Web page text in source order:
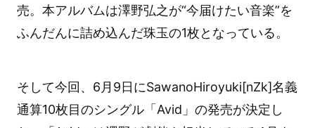
売。本アルバムは澤野弘之が“今届けたい音楽”を
ふんだんに詰め込んだ珠玉の1枚となっている。
そして今回、6月9日にSawanoHiroyuki[nZk]名義
通算10枚目のシングル「Avid」の発売が決定し